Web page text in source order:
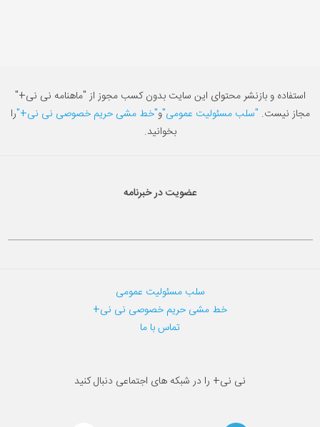
استفاده و بازنشر محتوای این سایت بدون کسب مجوز از "ماهنامه نی نی+"
مجاز نیست. "سلب مسئولیت عمومی"و"خط مشی حریم خصوصی نی نی+"را
بخوانید.
عضویت در خبرنامه
سلب مسئولیت عمومی
خط مشی حریم خصوصی نی نی+
تماس با ما
نی نی+ را در شبکه های اجتماعی دنبال کنید